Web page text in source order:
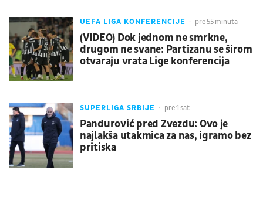
UEFA LIGA KONFERENCIJE pre 55 minuta
(VIDEO) Dok jednom ne smrkne,
drugom ne svane: Partizanu se širom
otvaraju vrata Lige konferencija
SUPERLIGA SRBIJE pre 1 sat
Pandurović pred Zvezdu: Ovo je
najlakša utakmica za nas, igramo bez
pritiska